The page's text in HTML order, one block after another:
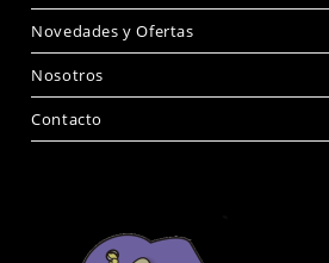
Novedades y Ofertas
Nosotros
Contacto